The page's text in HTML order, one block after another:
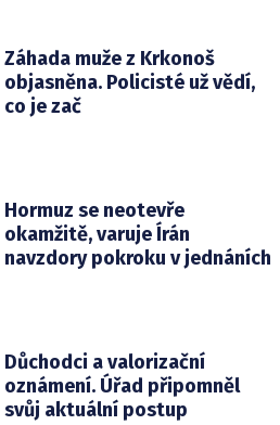
Záhada muže z Krkonoš
objasněna. Policisté už vědí,
co je zač
Hormuz se neotevře
okamžitě, varuje Írán
navzdory pokroku v jednáních
Důchodci a valorizační
oznámení. Úřad připomněl
svůj aktuální postup